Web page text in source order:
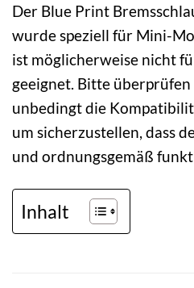
Der Blue Print
wurde speziell für Mini-
ist möglicherweise nicht
geeignet. Bitte
unbedingt die
um sicherzustellen, dass
und ordnungsgemäß
Inhalt